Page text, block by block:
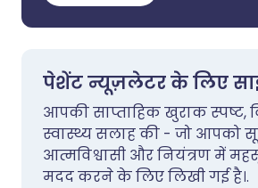
पेशेंट न्यूज़लेटर के लिए
आपकी साप्ताहिक खुराक स्पष्ट,
स्वास्थ्य सलाह की - जो आपको
आत्मविश्वासी और नियंत्रण में
मदद करने के लिए लिखी गई है।.